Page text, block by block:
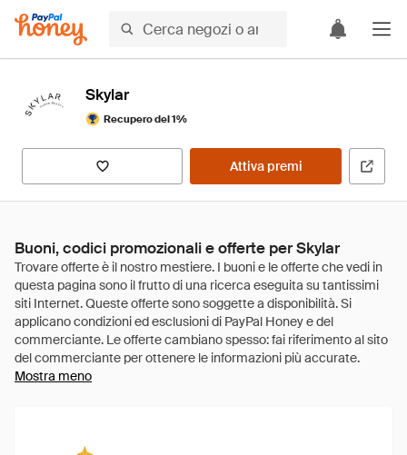
Skylar
Recupero del 1%
Attiva premi
Buoni, codici promozionali e offerte per Skylar
Mostra meno